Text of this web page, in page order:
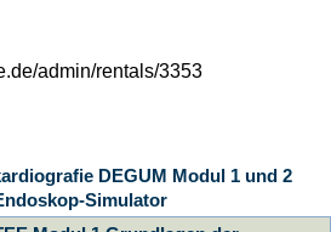
admin/rentals/3353
Simulator